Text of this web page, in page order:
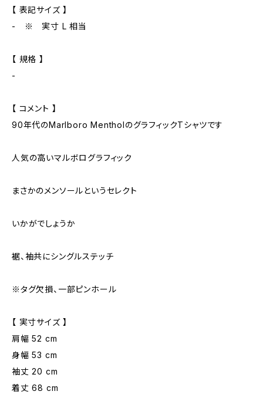
【 表記サイズ 】
- ※ 実寸 L 相当
【 規格 】
-
【 コメント 】
90年代のMarlboro MentholのグラフィックTシャツです
人気の高いマルボログラフィック
まさかのメンソールというセレクト
いかがでしょうか
裾、袖共にシングルステッチ
※タグ欠損、一部ピンホール
【 実寸サイズ 】
肩幅 52 cm
身幅 53 cm
袖丈 20 cm
着丈 68 cm